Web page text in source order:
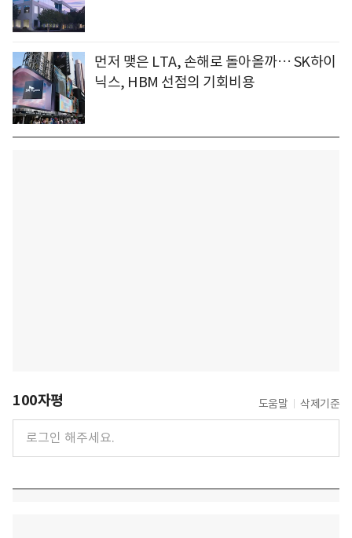
먼저 맺은 LTA, 손해로 돌아올까… SK하이
닉스, HBM 선점의 기회비용
100자평 도움말 삭제기준